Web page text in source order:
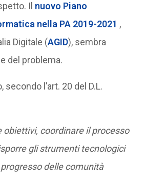
Il nuovo Piano
nella PA 2019-2021 ,
Digitale (AGID), sembra
del problema.
secondo l’art. 20 del D.L.
obiettivi, coordinare il processo
gli strumenti tecnologici
delle comunità